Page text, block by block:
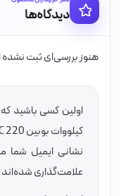
دیدگاه‌ها
هنوز بررسی‌ای ثبت
کیلووات بوبین VAC 220 برند LS مدل MC-6a”
نشانی ایمیل شما
علامت‌گذاری شده‌اند